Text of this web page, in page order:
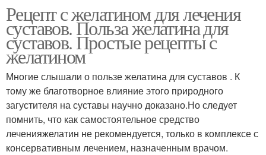
Рецепт с желатином для лечения
суставов. Польза желатина для
суставов. Простые рецепты с
желатином
Многие слышали о пользе желатина для суставов . К
тому же благотворное влияние этого природного
загустителя на суставы научно доказано.Но следует
помнить, что как самостоятельное средство
леченияжелатин не рекомендуется, только в комплексе с
консервативным лечением, назначенным врачом.